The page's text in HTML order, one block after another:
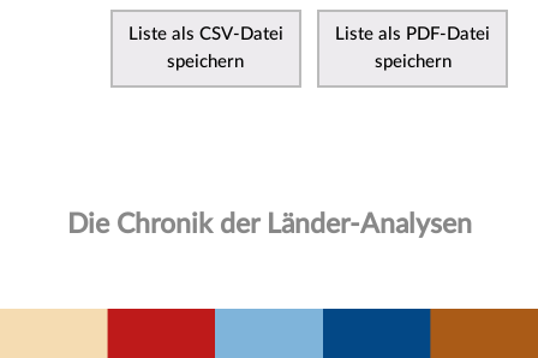
Liste als CSV-Datei
speichern
Liste als PDF-Datei
speichern
Die Chronik der Länder-Analysen